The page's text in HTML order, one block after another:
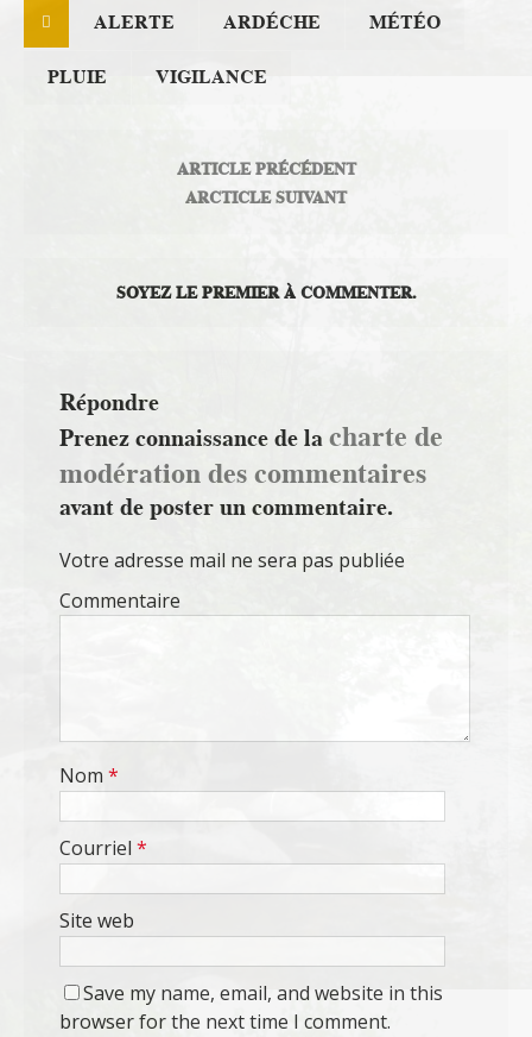
ALERTE ARDÉCHE MÉTÉO
PLUIE VIGILANCE
ARTICLE PRÉCÉDENT
ARCTICLE SUIVANT
SOYEZ LE PREMIER À COMMENTER.
Répondre
Prenez connaissance de lacharte de
modération des commentaires
avant de poster un commentaire.
Votre adresse mail ne sera pas publiée
Commentaire
Nom *
Courriel *
Site web
Save my name, email, and website in this
browser for the next time I comment.